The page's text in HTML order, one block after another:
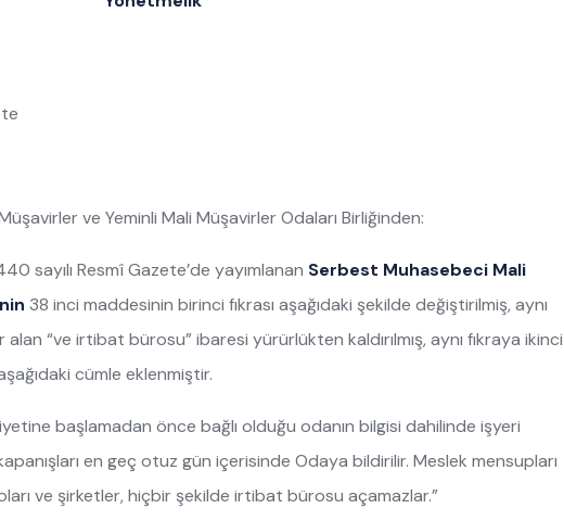
ve Yeminli Mali Müşavirler Odaları Birliğinden:
sayılı Resmî Gazete’de yayımlanan Serbest Muhasebeci Mali
38 inci maddesinin birinci fıkrası aşağıdaki şekilde değiştirilmiş, aynı
“ve irtibat bürosu” ibaresi yürürlükten kaldırılmış, aynı fıkraya ikinci
cümle eklenmiştir.
başlamadan önce bağlı olduğu odanın bilgisi dahilinde işyeri
en geç otuz gün içerisinde Odaya bildirilir. Meslek mensupları
ve şirketler, hiçbir şekilde irtibat bürosu açamazlar.”